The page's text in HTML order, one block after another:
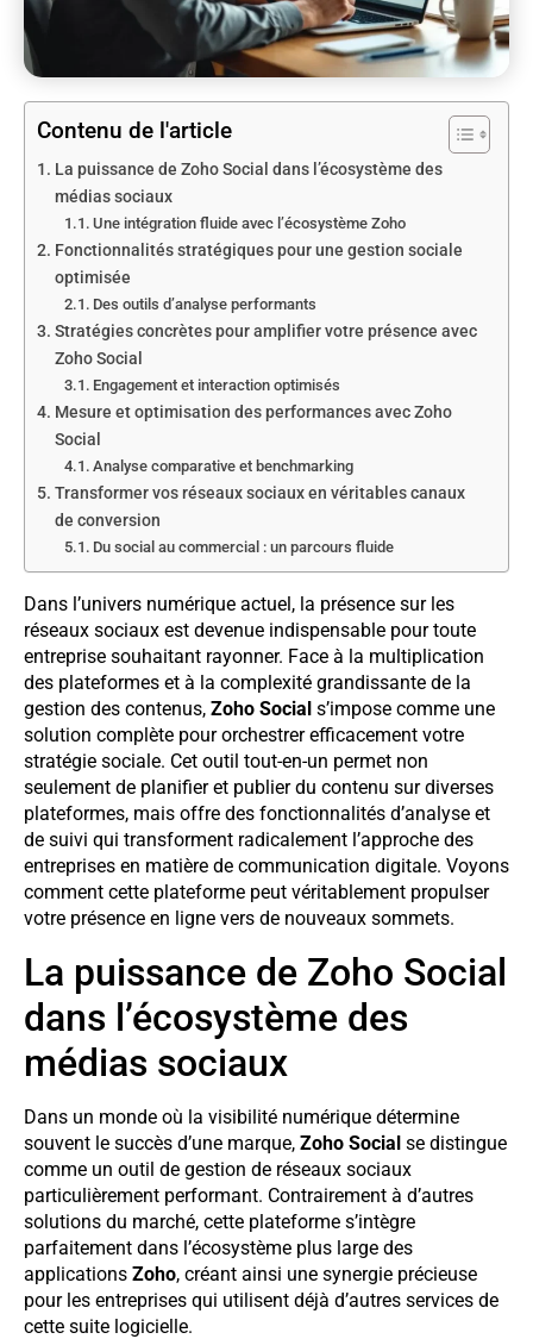
Contenu de l'article
La puissance de Zoho Social dans l’écosystème des
médias sociaux
Une intégration fluide avec l’écosystème Zoho
Fonctionnalités stratégiques pour une gestion sociale
optimisée
Des outils d’analyse performants
Stratégies concrètes pour amplifier votre présence avec
Zoho Social
Engagement et interaction optimisés
Mesure et optimisation des performances avec Zoho
Social
Analyse comparative et benchmarking
Transformer vos réseaux sociaux en véritables canaux
de conversion
Du social au commercial : un parcours fluide
Dans l’univers numérique actuel, la présence sur les
réseaux sociaux est devenue indispensable pour toute
entreprise souhaitant rayonner. Face à la multiplication
des plateformes et à la complexité grandissante de la
gestion des contenus, Zoho Social s’impose comme une
solution complète pour orchestrer efficacement votre
stratégie sociale. Cet outil tout-en-un permet non
seulement de planifier et publier du contenu sur diverses
plateformes, mais offre des fonctionnalités d’analyse et
de suivi qui transforment radicalement l’approche des
entreprises en matière de communication digitale. Voyons
comment cette plateforme peut véritablement propulser
votre présence en ligne vers de nouveaux sommets.
La puissance de Zoho Social
dans l’écosystème des
médias sociaux
Dans un monde où la visibilité numérique détermine
souvent le succès d’une marque, Zoho Social se distingue
comme un outil de gestion de réseaux sociaux
particulièrement performant. Contrairement à d’autres
solutions du marché, cette plateforme s’intègre
parfaitement dans l’écosystème plus large des
applications Zoho, créant ainsi une synergie précieuse
pour les entreprises qui utilisent déjà d’autres services de
cette suite logicielle.